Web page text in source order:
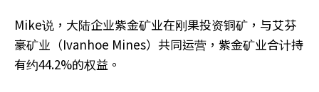
Mike说，大陆企业紫金矿业在刚果投资铜矿，与艾芬
豪矿业（Ivanhoe Mines）共同运营，紫金矿业合计持
有约44.2%的权益。